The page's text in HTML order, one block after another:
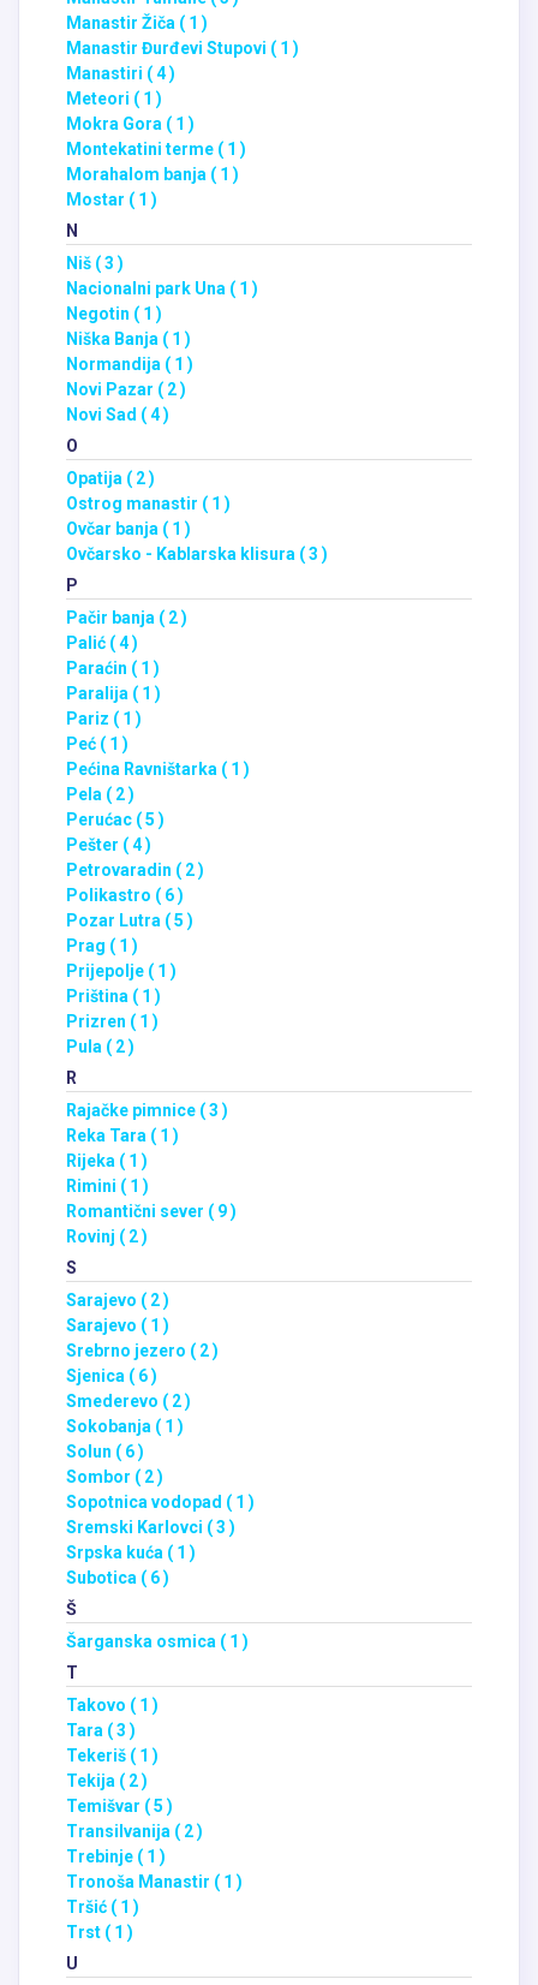
Manastir Žiča ( 1 )
Manastir Đurđevi Stupovi ( 1 )
Manastiri ( 4 )
Meteori ( 1 )
Mokra Gora ( 1 )
Montekatini terme ( 1 )
Morahalom banja ( 1 )
Mostar ( 1 )
N
Niš ( 3 )
Nacionalni park Una ( 1 )
Negotin ( 1 )
Niška Banja ( 1 )
Normandija ( 1 )
Novi Pazar ( 2 )
Novi Sad ( 4 )
O
Opatija ( 2 )
Ostrog manastir ( 1 )
Ovčar banja ( 1 )
Ovčarsko - Kablarska klisura ( 3 )
P
Pačir banja ( 2 )
Palić ( 4 )
Paraćin ( 1 )
Paralija ( 1 )
Pariz ( 1 )
Peć ( 1 )
Pećina Ravništarka ( 1 )
Pela ( 2 )
Perućac ( 5 )
Pešter ( 4 )
Petrovaradin ( 2 )
Polikastro ( 6 )
Pozar Lutra ( 5 )
Prag ( 1 )
Prijepolje ( 1 )
Priština ( 1 )
Prizren ( 1 )
Pula ( 2 )
R
Rajačke pimnice ( 3 )
Reka Tara ( 1 )
Rijeka ( 1 )
Rimini ( 1 )
Romantični sever ( 9 )
Rovinj ( 2 )
S
Sarajevo ( 2 )
Sarajevo ( 1 )
Srebrno jezero ( 2 )
Sjenica ( 6 )
Smederevo ( 2 )
Sokobanja ( 1 )
Solun ( 6 )
Sombor ( 2 )
Sopotnica vodopad ( 1 )
Sremski Karlovci ( 3 )
Srpska kuća ( 1 )
Subotica ( 6 )
Š
Šarganska osmica ( 1 )
T
Takovo ( 1 )
Tara ( 3 )
Tekeriš ( 1 )
Tekija ( 2 )
Temišvar ( 5 )
Transilvanija ( 2 )
Trebinje ( 1 )
Tronoša Manastir ( 1 )
Tršić ( 1 )
Trst ( 1 )
U